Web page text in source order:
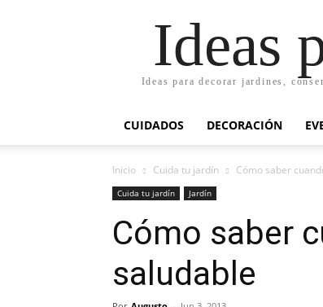
Ideas
Ideas para decorar jardines,
CUIDADOS DECORACIÓN
Inicio Cuida tu jardín Cómo saber
Cuida tu jardín Jardín
Cómo saber
saludable